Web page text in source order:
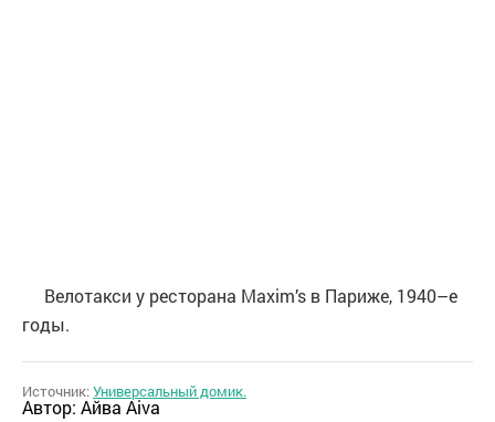
Велотакси у ресторана Maxim’s в Париже, 1940–е
годы.
Источник:Универсальный домик.
Автор: Айва Aiva